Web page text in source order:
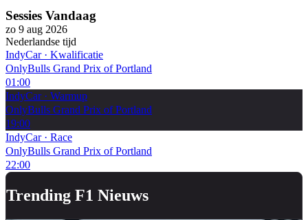
Sessies Vandaag
zo 9 aug 2026
Nederlandse tijd
IndyCar· Kwalificatie
OnlyBulls Grand Prix of Portland
01:00
IndyCar· Warmup
OnlyBulls Grand Prix of Portland
19:00
IndyCar· Race
OnlyBulls Grand Prix of Portland
22:00
Trending F1 Nieuws